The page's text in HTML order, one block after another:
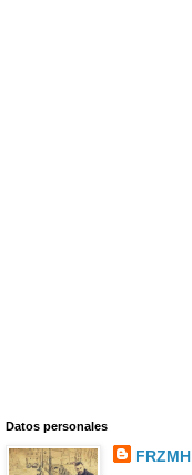
Datos personales
FRZMH